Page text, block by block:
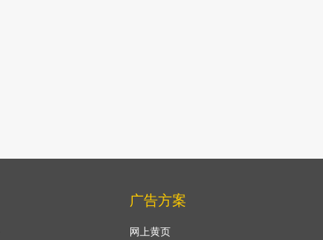
广告方案
网上黄页